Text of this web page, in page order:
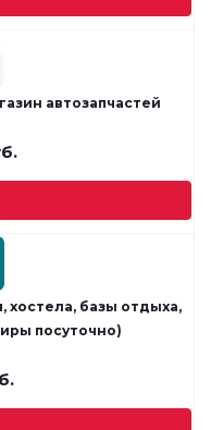
автозапчастей
хостела, базы отдыха,
посуточно)